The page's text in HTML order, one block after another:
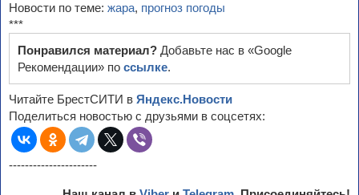
Новости по теме: жара, прогноз погоды
***
Понравился материал? Добавьте нас в «Google
Рекомендации» по ссылке.
Читайте БрестСИТИ в Яндекс.Новости
Поделиться новостью с друзьями в соцсетях:
----------------------